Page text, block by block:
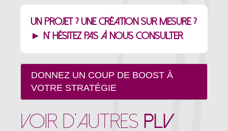
Un projet ?Une création sur mesure ?
► N' hésitez pas à nous consulter
DONNEZ UN COUP DE BOOST À
VOTRE STRATÉGIE
VOIR D'AUTRES PLV